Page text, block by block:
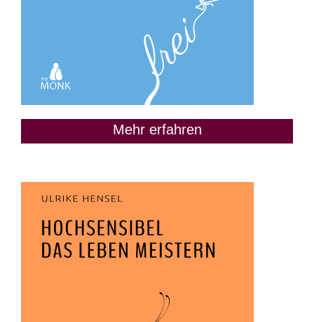
Mehr erfahren